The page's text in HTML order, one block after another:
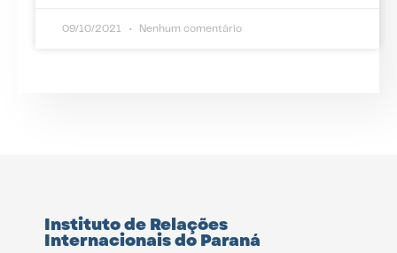
09/10/2021 Nenhum comentário
Instituto de Relações
Internacionais do Paraná